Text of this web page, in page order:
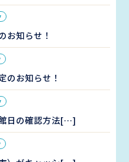
お知らせ！
のお知らせ！
日の確認方法[…]